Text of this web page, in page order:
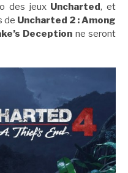
des jeux Uncharted, et
de Uncharted 2 : Among
Deception ne seront